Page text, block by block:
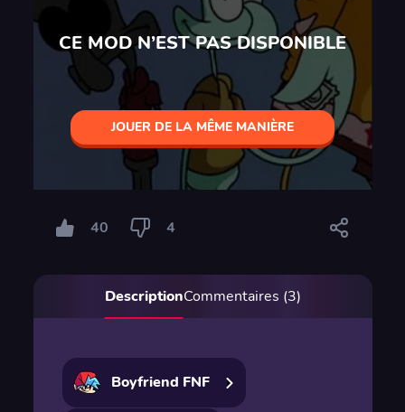
CE MOD N’EST PAS DISPONIBLE
JOUER DE LA MÊME MANIÈRE
40 4
DescriptionCommentaires (3)
Boyfriend FNF